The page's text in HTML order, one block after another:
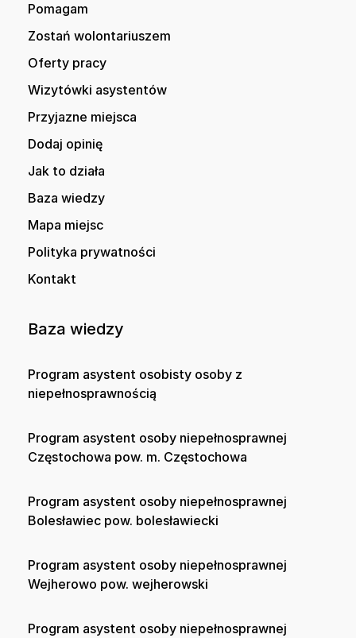
Pomagam
Zostań wolontariuszem
Oferty pracy
Wizytówki asystentów
Przyjazne miejsca
Dodaj opinię
Jak to działa
Baza wiedzy
Mapa miejsc
Polityka prywatności
Kontakt
Baza wiedzy
Program asystent osobisty osoby z
niepełnosprawnością
Program asystent osoby niepełnosprawnej
Częstochowa pow. m. Częstochowa
Program asystent osoby niepełnosprawnej
Bolesławiec pow. bolesławiecki
Program asystent osoby niepełnosprawnej
Wejherowo pow. wejherowski
Program asystent osoby niepełnosprawnej